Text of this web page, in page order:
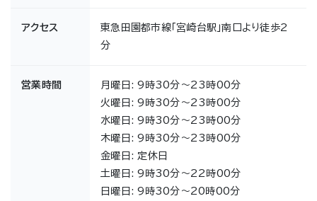
アクセス
東急田園都市線「宮崎台駅」南口より徒歩2
分
営業時間
月曜日: 9時30分～23時00分
火曜日: 9時30分～23時00分
水曜日: 9時30分～23時00分
木曜日: 9時30分～23時00分
金曜日: 定休日
土曜日: 9時30分～22時00分
日曜日: 9時30分～20時00分